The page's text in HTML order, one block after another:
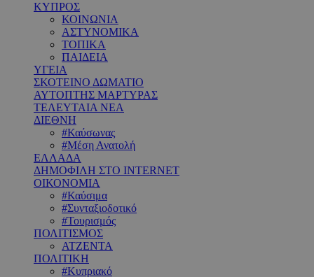
ΚΥΠΡΟΣ
ΚΟΙΝΩΝΙΑ
ΑΣΤΥΝΟΜΙΚΑ
ΤΟΠΙΚΑ
ΠΑΙΔΕΙΑ
ΥΓΕΙΑ
ΣΚΟΤΕΙΝΟ ΔΩΜΑΤΙΟ
ΑΥΤΟΠΤΗΣ ΜΑΡΤΥΡΑΣ
ΤΕΛΕΥΤΑΙΑ ΝΕΑ
ΔΙΕΘΝΗ
#Καύσωνας
#Μέση Ανατολή
ΕΛΛΑΔΑ
ΔΗΜΟΦΙΛΗ ΣΤΟ INTERNET
ΟΙΚΟΝΟΜΙΑ
#Καύσιμα
#Συνταξιοδοτικό
#Τουρισμός
ΠΟΛΙΤΙΣΜΟΣ
ΑΤΖΕΝΤΑ
ΠΟΛΙΤΙΚΗ
#Κυπριακό